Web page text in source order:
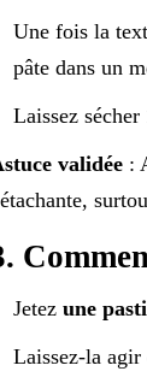
Une fois la
pâte dans un
Laissez sécher
validée:
Jetez une
Laissez-la agir